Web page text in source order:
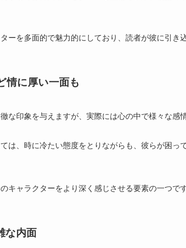
ーを多面的で魅力的にしており、読者が彼に引き
情に厚い一面も
な印象を与えますが、実際には心の中で様々な感
は、時に冷たい態度をとりながらも、彼らが困っ
キャラクターをより深く感じさせる要素の一つです
な内面